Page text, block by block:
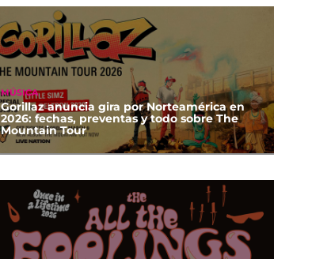
MÚSICA
Gorillaz anuncia gira por Norteamérica en
2026: fechas, preventas y todo sobre The
Mountain Tour